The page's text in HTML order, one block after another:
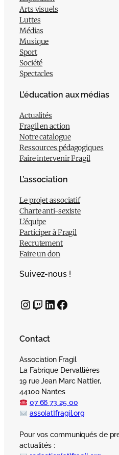
Arts visuels
Luttes
Médias
Musique
Sport
Société
Spectacles
L’éducation aux médias
Actualités
Fragil en action
Notre catalogue
Ressources pédagogiques
Faire intervenir Fragil
L’association
Le projet associatif
Charte anti-sexiste
L’équipe
Participer à Fragil
Recrutement
Faire un don
Suivez-nous !
InstagramTwitch LinkedIn Facebook
Contact
Association Fragil
La Fabrique Dervallières
19 rue Jean Marc Nattier,
44100 Nantes
07 66 73 25 00
asso[at]fragil.org
Pour vos communiqués de
actualités :